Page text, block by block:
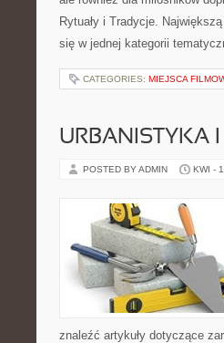
Rytuały i Tradycje.
się w jednej kategorii
CATEGORIES: MIEJSCA
URBANISTYKA
POSTED BY ADMIN KWI -
znaleźć artykuły dotyczące